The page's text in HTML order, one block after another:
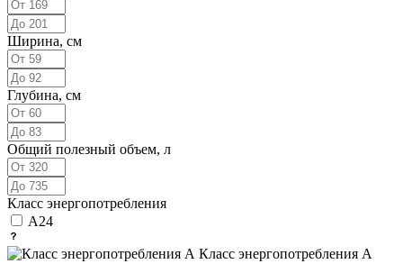
Ширина, см
Глубина, см
Общий полезный объем, л
Класс энергопотребления
A24
Класс энергопотребления А